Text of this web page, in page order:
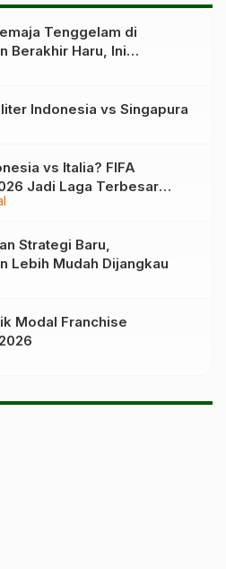
Tenggelam di
Berakhir Haru, Ini
Indonesia vs Singapura
vs Italia? FIFA
Jadi Laga Terbesar
Strategi Baru,
Lebih Mudah Dijangkau
Modal Franchise